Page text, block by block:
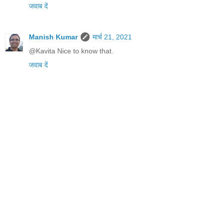
जवाब दें
Manish Kumar
मार्च 21, 2021
@Kavita Nice to know that.
जवाब दें